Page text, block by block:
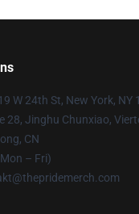
W 24th St, New York, NY
28, Jinghu Chunxiao,
CN
– Fri)